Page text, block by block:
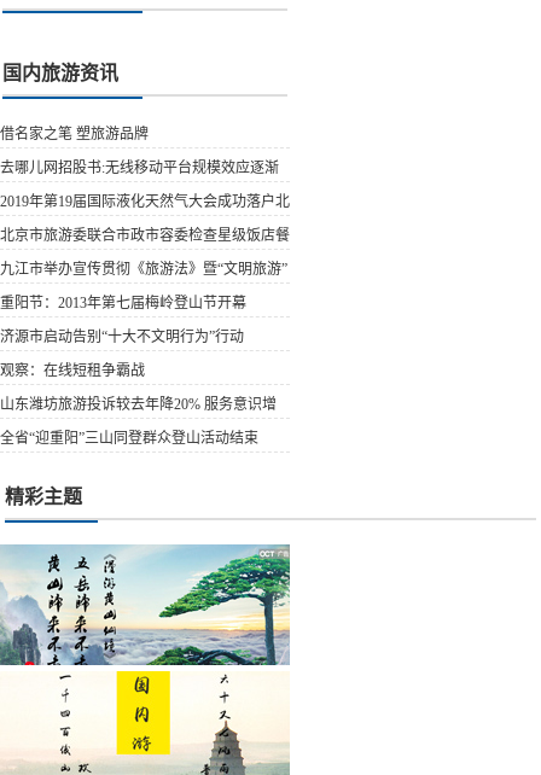
国内旅游资讯
借名家之笔 塑旅游品牌
去哪儿网招股书:无线移动平台规模效应逐渐
显露
2019年第19届国际液化天然气大会成功落户北
京
北京市旅游委联合市政市容委检查星级饭店餐
饮场所燃气...
九江市举办宣传贯彻《旅游法》暨“文明旅游”
宣传活动
重阳节：2013年第七届梅岭登山节开幕
济源市启动告别“十大不文明行为”行动
观察：在线短租争霸战
山东潍坊旅游投诉较去年降20% 服务意识增
强
全省“迎重阳”三山同登群众登山活动结束
精彩主题